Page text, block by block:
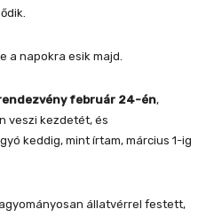
a napokra esik majd.
február 24-én,
veszi kezdetét, és
keddig, mint írtam, március 1-ig
állatvérrel festett,